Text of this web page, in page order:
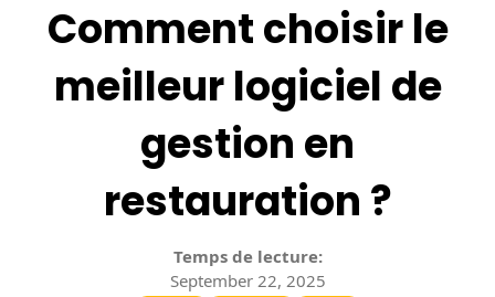
Comment choisir le
meilleur logiciel de
gestion en
restauration ?
Temps de lecture:
September 22, 2025